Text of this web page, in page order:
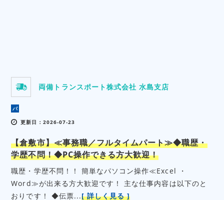
両備トランスポート株式会社 水島支店
パ
更新日：2026-07-23
【倉敷市】≪事務職／フルタイムパート≫◆職歴・
学歴不問！◆PC操作できる方大歓迎！
職歴・学歴不問！！ 簡単なパソコン操作≪Excel ・
Word≫が出来る方大歓迎です！ 主な仕事内容は以下のと
おりです！ ◆伝票...[ 詳しく見る ]